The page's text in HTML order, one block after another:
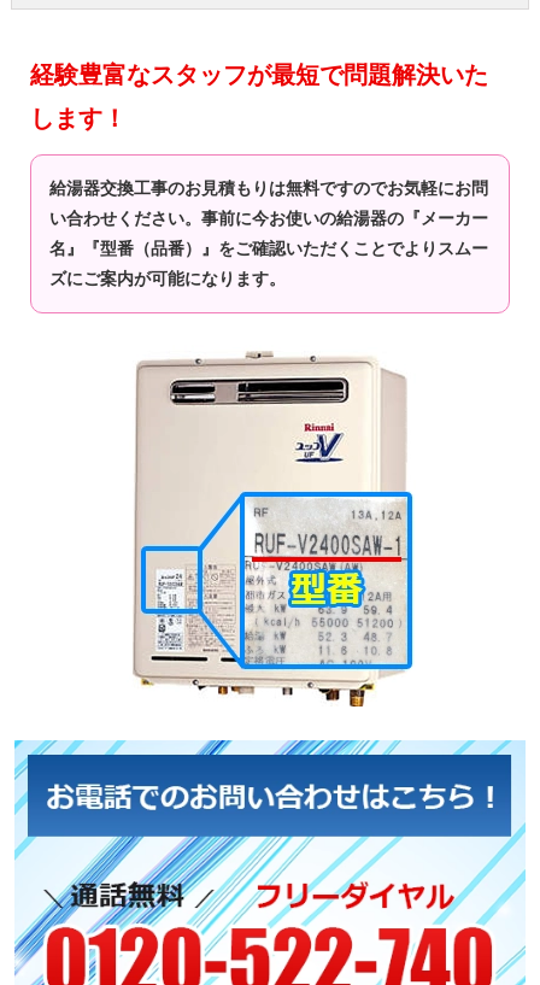
経験豊富なスタッフが最短で問題解決いた
します！
給湯器交換工事のお見積もりは無料ですのでお気軽にお問
い合わせください。事前に今お使いの給湯器の『メーカー
名』『型番（品番）』をご確認いただくことでよりスムー
ズにご案内が可能になります。